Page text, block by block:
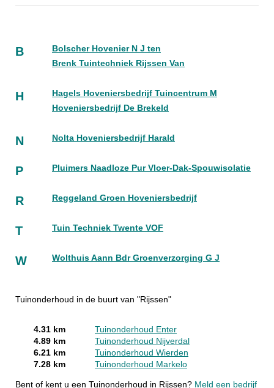
B
Bolscher Hovenier N J ten
Brenk Tuintechniek Rijssen Van
H
Hagels Hoveniersbedrijf Tuincentrum M
Hoveniersbedrijf De Brekeld
N Nolta Hoveniersbedrijf Harald
P Pluimers Naadloze Pur Vloer-Dak-Spouwisolatie
R Reggeland Groen Hoveniersbedrijf
T Tuin Techniek Twente VOF
W Wolthuis Aann Bdr Groenverzorging G J
Tuinonderhoud in de buurt van "Rijssen"
4.31 km
Tuinonderhoud Enter
4.89 km
Tuinonderhoud Nijverdal
6.21 km
Tuinonderhoud Wierden
7.28 km
Tuinonderhoud Markelo
Bent of kent u een Tuinonderhoud in Rijssen? Meld een bedrijf